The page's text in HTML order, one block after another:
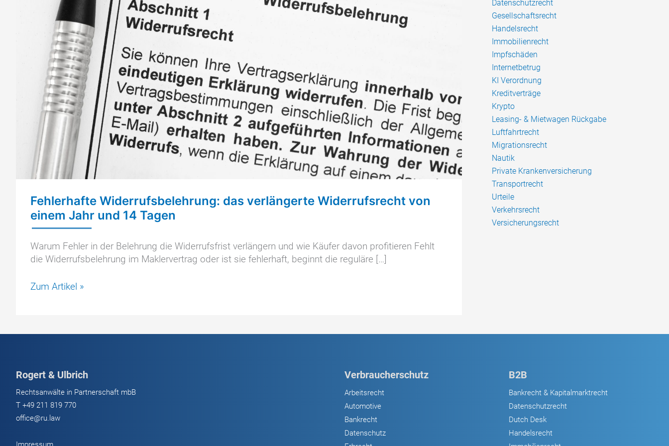
Fehlerhafte Widerrufsbelehrung: das verlängerte Widerrufsrecht von
einem Jahr und 14 Tagen
Warum Fehler in der Belehrung die Widerrufsfrist verlängern und wie Käufer davon profitieren Fehlt
die Widerrufsbelehrung im Maklervertrag oder ist sie fehlerhaft, beginnt die reguläre […]
Fehlerhafte
Widerrufsrecht
Jahr
und
14
Tagen
Zum Artikel »
Datenschutzrecht
Gesellschaftsrecht
Handelsrecht
Immobilienrecht
Impfschäden
Internetbetrug
KI Verordnung
Kreditverträge
Krypto
Leasing- & Mietwagen Rückgabe
Luftfahrtrecht
Migrationsrecht
Nautik
Private Krankenversicherung
Transportrecht
Urteile
Verkehrsrecht
Versicherungsrecht
Rogert & Ulbrich
Rechtsanwälte in Partnerschaft mbB
T +49 211 819 770
office@ru.law
Verbraucherschutz
Arbeitsrecht
Automotive
Bankrecht
Datenschutz
B2B
Bankrecht & Kapitalmarktrecht
Datenschutzrecht
Dutch Desk
Handelsrecht